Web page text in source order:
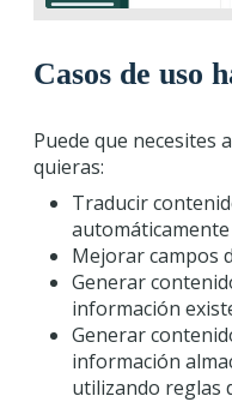
Casos de uso
Puede que necesites
quieras:
Traducir
automáticamente
Mejorar campos
Generar
información
Generar
información
utilizando reglas